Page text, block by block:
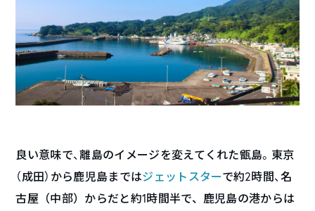
良い意味で、離島のイメージを変えてくれた甑島。東京
（成田）から鹿児島まではジェットスターで約2時間、名
古屋（中部）からだと約1時間半で、 鹿児島の港からは